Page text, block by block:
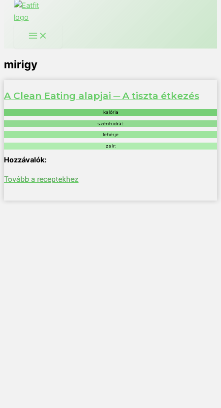
mirigy
A Clean Eating alapjai ─ A tiszta étkezés
kalória
szénhidrát:
fehérje
zsír:
Tovább a receptekhez